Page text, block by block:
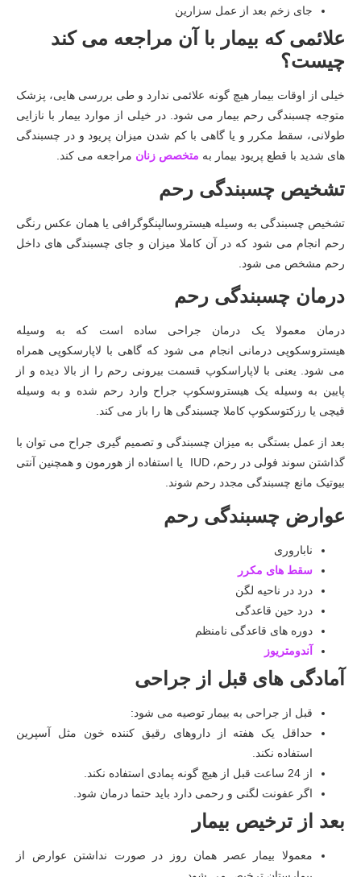
جای زخم بعد از عمل سزارین
علائمی که بیمار با آن مراجعه می کند
چیست؟
خیلی از اوقات بیمار هیچ گونه علائمی ندارد و طی بررسی هایی، پزشک
متوجه چسبندگی رحم بیمار می شود. در خیلی از موارد بیمار با نازایی
طولانی، سقط مکرر و یا گاهی با کم شدن میزان پریود و در چسبندگی
های شدید با قطع پریود بیمار به متخصص زنان مراجعه می کند.
تشخیص چسبندگی رحم
تشخیص چسبندگی به وسیله هیستروسالپنگوگرافی یا همان عکس رنگی
رحم انجام می شود که در آن کاملا میزان و جای چسبندگی های داخل
رحم مشخص می شود.
درمان چسبندگی رحم
درمان معمولا یک درمان جراحی ساده است که به وسیله
هیستروسکوپی درمانی انجام می شود که گاهی با لاپارسکوپی همراه
می شود. یعنی با لاپاراسکوپ قسمت بیرونی رحم را از بالا دیده و از
پایین به وسیله یک هیستروسکوپ جراح وارد رحم شده و به وسیله
قیچی یا رزکتوسکوپ کاملا چسبندگی ها را باز می کند.
بعد از عمل بستگی به میزان چسبندگی و تصمیم گیری جراح می توان با
گذاشتن سوند فولی در رحم، IUD یا استفاده از هورمون و همچنین آنتی
بیوتیک مانع چسبندگی مجدد رحم شوند.
عوارض چسبندگی رحم
ناباروری
سقط های مکرر
درد در ناحیه لگن
درد حین قاعدگی
دوره های قاعدگی نامنظم
آندومتریوز
آمادگی های قبل از جراحی
قبل از جراحی به بیمار توصیه می شود:
حداقل یک هفته از داروهای رقیق کننده خون مثل آسپرین
استفاده نکند.
از 24 ساعت قبل از هیچ گونه پمادی استفاده نکند.
اگر عفونت لگنی و رحمی دارد باید حتما درمان شود.
بعد از ترخیص بیمار
معمولا بیمار عصر همان روز در صورت نداشتن عوارض از